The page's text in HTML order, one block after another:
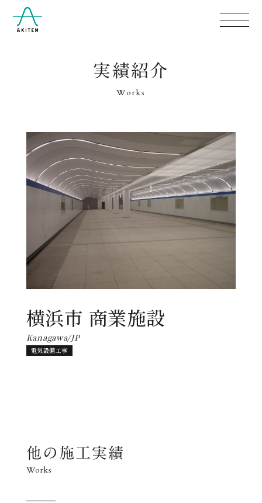
実績紹介
Works
横浜市 商業施設
Kanagawa/JP
電気設備工事
他の施工実績
Works